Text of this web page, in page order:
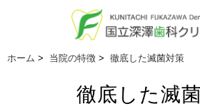
ホーム > 当院の特徴 > 徹底した滅菌対策
徹底した滅